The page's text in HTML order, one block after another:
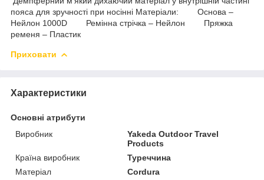
пояса для зручності при носінні Матеріали: Основа –
Нейлон 1000D Ремінна стрічка – Нейлон Пряжка
ременя – Пластик
Приховати
Характеристики
Основні атрибути
Виробник
Yakeda Outdoor Travel
Products
Країна виробник
Туреччина
Матеріал
Cordura